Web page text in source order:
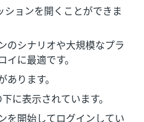
ョンを開くことができま
のシナリオや大規模なプラ
に最適です。
ります。
に表示されています。
を開始してログインしてい